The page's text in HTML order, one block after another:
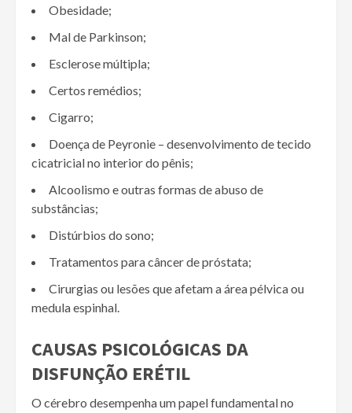
Obesidade;
Mal de Parkinson;
Esclerose múltipla;
Certos remédios;
Cigarro;
Doença de Peyronie – desenvolvimento de tecido
cicatricial no interior do pênis;
Alcoolismo e outras formas de abuso de
substâncias;
Distúrbios do sono;
Tratamentos para câncer de próstata;
Cirurgias ou lesões que afetam a área pélvica ou
medula espinhal.
CAUSAS PSICOLÓGICAS DA
DISFUNÇÃO ERÉTIL
O cérebro desempenha um papel fundamental no